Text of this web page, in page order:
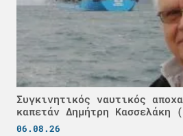
Συγκινητικός ναυτικός
καπετάν Δημήτρη Κασσελάκη
06.08.26